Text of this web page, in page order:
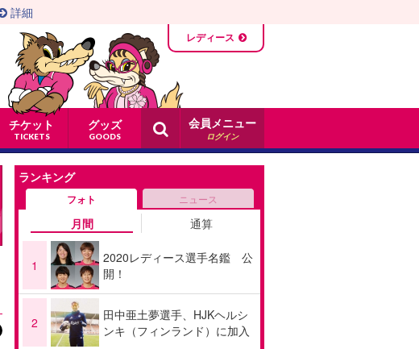
チケット
TICKETS
グッズ
GOODS
詳細
レディース
会員メニュー
ログイン
ランキング
フォト ニュース
月間 通算
1
2020レディース選手名鑑 公
開！
2
田中亜土夢選手、HJKヘルシ
ンキ（フィンランド）に加入